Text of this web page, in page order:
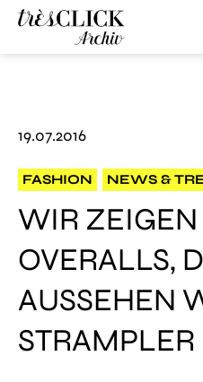
19.07.2016
FASHION NEWS &
WIR
OVERALLS,
AUSSEHEN
STRAMPLER